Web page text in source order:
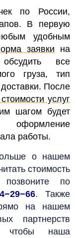
по России,
В первую
удобным
заявки на
все
груза, тип
После
услуг
шагом будет
работы.
о нашем
стоимость
позвоните по
. Также
на нашем
партнерств
чтобы наша